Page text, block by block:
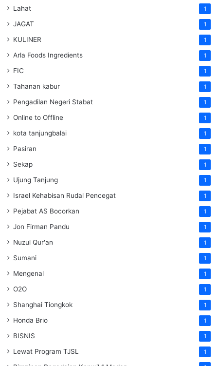
Lahat 1
JAGAT 1
KULINER 1
Arla Foods Ingredients 1
FIC 1
Tahanan kabur 1
Pengadilan Negeri Stabat 1
Online to Offline 1
kota tanjungbalai 1
Pasiran 1
Sekap 1
Ujung Tanjung 1
Israel Kehabisan Rudal Pencegat 1
Pejabat AS Bocorkan 1
Jon Firman Pandu 1
Nuzul Qur'an 1
Sumani 1
Mengenal 1
O2O 1
Shanghai Tiongkok 1
Honda Brio 1
BISNIS 1
Lewat Program TJSL 1